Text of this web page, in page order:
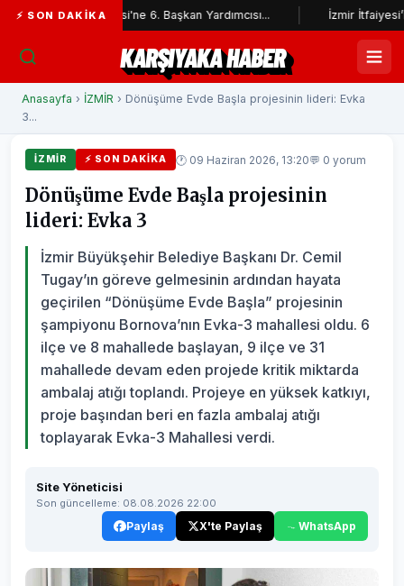
⚡ SON DAKIKA
Belediyesi'ne 6. Başkan Yardımcısı... İzmir İtfaiyesi’ne 13,5
KARŞIYAKA HABER
Anasayfa › İZMİR › Dönüşüme Evde Başla projesinin lideri: Evka
3...
İZMİR ⚡ SON DAKIKA 🕐 09 Haziran 2026, 13:20💬 0 yorum
Dönüşüme Evde Başla projesinin
lideri: Evka 3
İzmir Büyükşehir Belediye Başkanı Dr. Cemil
Tugay’ın göreve gelmesinin ardından hayata
geçirilen “Dönüşüme Evde Başla” projesinin
şampiyonu Bornova’nın Evka-3 mahallesi oldu. 6
ilçe ve 8 mahallede başlayan, 9 ilçe ve 31
mahallede devam eden projede kritik miktarda
ambalaj atığı toplandı. Projeye en yüksek katkıyı,
proje başından beri en fazla ambalaj atığı
toplayarak Evka-3 Mahallesi verdi.
Site Yöneticisi
Son güncelleme: 08.08.2026 22:00
Paylaş X'te Paylaş WhatsApp